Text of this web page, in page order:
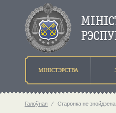
МIНIСТЭРСТВА
Галоўная ⁄ Старонка не знойдзена